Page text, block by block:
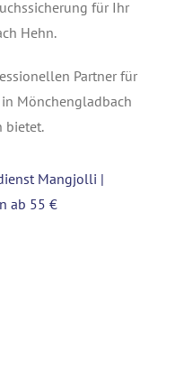
für Ihr
Hehn.
Partner für
Mönchengladbach
bietet.